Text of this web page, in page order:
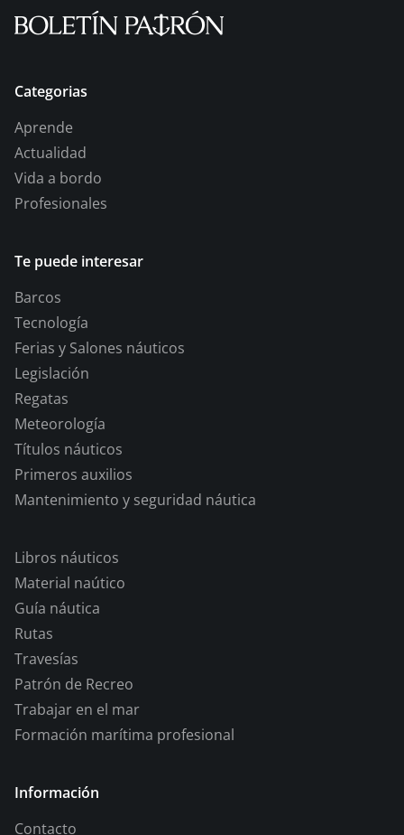
Categorias
Aprende
Actualidad
Vida a bordo
Profesionales
Te puede interesar
Barcos
Tecnología
Ferias y Salones náuticos
Legislación
Regatas
Meteorología
Títulos náuticos
Primeros auxilios
Mantenimiento y seguridad náutica
Libros náuticos
Material naútico
Guía náutica
Rutas
Travesías
Patrón de Recreo
Trabajar en el mar
Formación marítima profesional
Información
Contacto